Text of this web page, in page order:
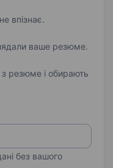
впізнає.
ваше резюме.
резюме і обирають
без вашого